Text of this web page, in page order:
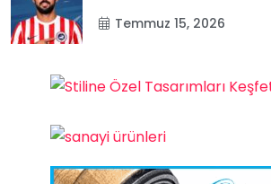
Temmuz 15, 2026